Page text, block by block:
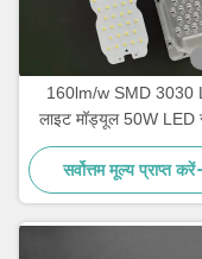
160lm/w SMD 3030
लाइट मॉड्यूल 50W LED
लाइट रेट्रोफिट किट
लेंस के साथ
सर्वोत्तम मूल्य प्राप्त करें